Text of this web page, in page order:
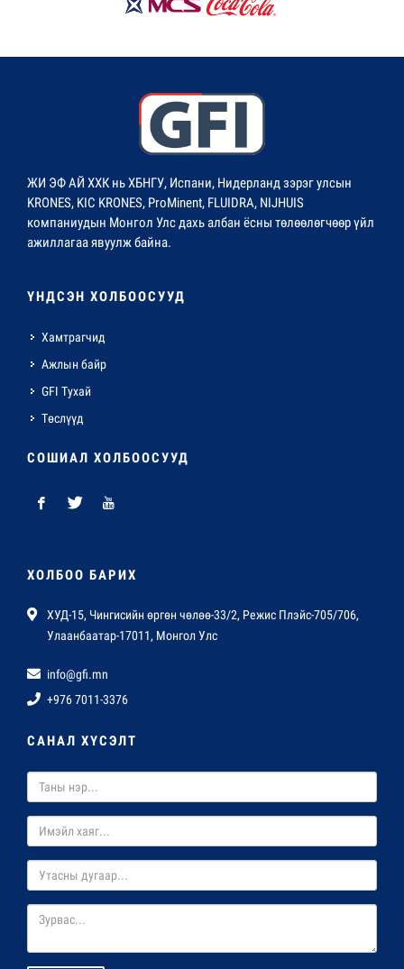
ЖИ ЭФ АЙ ХХК нь ХБНГУ, Испани, Нидерланд зэрэг улсын
KRONES, KIC KRONES, ProMinent, FLUIDRA, NIJHUIS
компаниудын Монгол Улс дахь албан ёсны төлөөлөгчөөр үйл
ажиллагаа явуулж байна.
ҮНДСЭН ХОЛБООСУУД
Хамтрагчид
Ажлын байр
GFI Тухай
Төслүүд
СОШИАЛ ХОЛБООСУУД
ХОЛБОО БАРИХ
ХУД-15, Чингисийн өргөн чөлөө-33/2, Режис Плэйс-705/706,
Улаанбаатар-17011, Монгол Улс
info@gfi.mn
+976 7011-3376
САНАЛ ХҮСЭЛТ